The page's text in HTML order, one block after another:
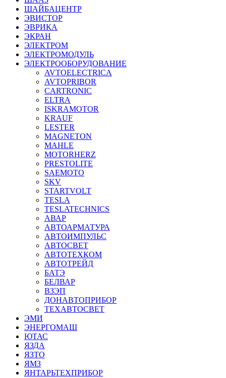
ШАЙБАЦЕНТР
ЭВИСТОР
ЭВРИКА
ЭКРАН
ЭЛЕКТРОМ
ЭЛЕКТРОМОДУЛЬ
ЭЛЕКТРООБОРУДОВАНИЕ
AVTOELECTRICA
AVTOPRIBOR
CARTRONIC
ELTRA
ISKRAMOTOR
KRAUF
LESTER
MAGNETON
MAHLE
MOTORHERZ
PRESTOLITE
SAEMOTO
SKV
STARTVOLT
TESLA
TESLATECHNICS
АВАР
АВТОАРМАТУРА
АВТОИМПУЛЬС
АВТОСВЕТ
АВТОТЕХКОМ
АВТОТРЕЙД
БАТЭ
БЕЛВАР
ВЗЭП
ДОНАВТОПРИБОР
ТЕХАВТОСВЕТ
ЭМИ
ЭНЕРГОМАШ
ЮТАС
ЯЗДА
ЯЗТО
ЯМЗ
ЯНТАРЬТЕХПРИБОР